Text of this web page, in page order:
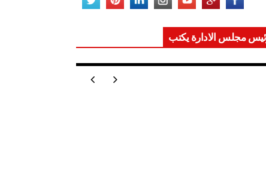
مجلس الادارة يكتب
تعيد للعالم اتزانه